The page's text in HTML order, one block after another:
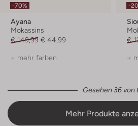
-70%
Ayana
Mokassins
€ 149,99 € 44,99
+ mehr farben
-
€
+
Gesehen 36 von
Mehr Produkte